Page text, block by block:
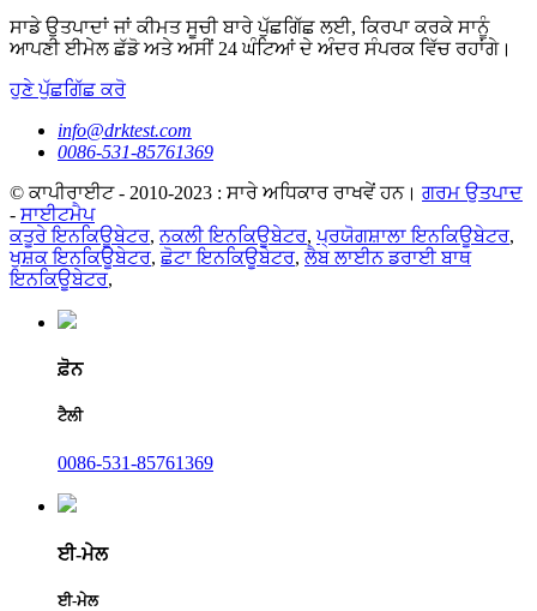
ਸਾਡੇ ਉਤਪਾਦਾਂ ਜਾਂ ਕੀਮਤ ਸੂਚੀ ਬਾਰੇ ਪੁੱਛਗਿੱਛ ਲਈ, ਕਿਰਪਾ ਕਰਕੇ ਸਾਨੂੰ
ਆਪਣੀ ਈਮੇਲ ਛੱਡੋ ਅਤੇ ਅਸੀਂ 24 ਘੰਟਿਆਂ ਦੇ ਅੰਦਰ ਸੰਪਰਕ ਵਿੱਚ ਰਹਾਂਗੇ।
ਹੁਣੇ ਪੁੱਛਗਿੱਛ ਕਰੋ
info@drktest.com
0086-531-85761369
© ਕਾਪੀਰਾਈਟ - 2010-2023 : ਸਾਰੇ ਅਧਿਕਾਰ ਰਾਖਵੇਂ ਹਨ। ਗਰਮ ਉਤਪਾਦ
- ਸਾਈਟਮੈਪ
ਕਤੂਰੇ ਇਨਕਿਊਬੇਟਰ,ਨਕਲੀ ਇਨਕਿਊਬੇਟਰ,ਪ੍ਰਯੋਗਸ਼ਾਲਾ ਇਨਕਿਊਬੇਟਰ,
ਖੁਸ਼ਕ ਇਨਕਿਊਬੇਟਰ,ਛੋਟਾ ਇਨਕਿਊਬੇਟਰ,ਲੈਬ ਲਾਈਨ ਡਰਾਈ ਬਾਥ
ਇਨਕਿਊਬੇਟਰ,
ਫ਼ੋਨ
ਟੈਲੀ
0086-531-85761369
ਈ-ਮੇਲ
ਈ-ਮੇਲ